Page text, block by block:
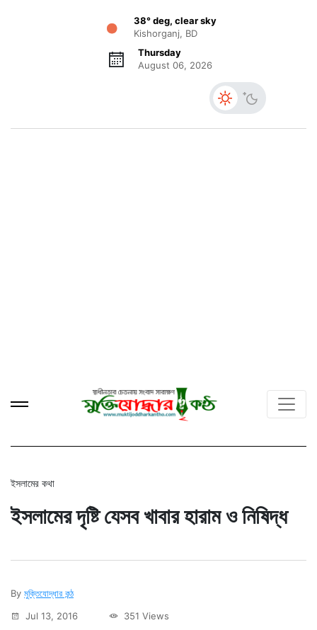
38° deg, clear sky
Kishorganj, BD
Thursday
August 06, 2026
ইসলামের কথা
ইসলামের দৃষ্টি যেসব খাবার হারাম ও নিষিদ্ধ
By মুক্তিযোদ্ধার কন্ঠ
Jul 13, 2016
351 Views